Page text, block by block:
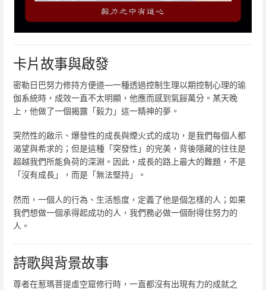
卡片故事與啟發
密勒日巴努力修持方便道—一種透過控制生理以期控制心理的瑜
伽系統時，成效一直不太明顯，他應而感到氣餒萬分。某天晚
上，他做了一個揭露「毅力」這一精神的夢。
突然性的啟示、爆發性的成長與煙火式的成功，是我們每個人都
渴望與希求的；但是這種「突發性」的完美，背後隱藏的往往是
超越我們所能負荷的深淵。因此，成長的路上最大的難題，不是
「沒有成長」，而是「無法堅持」。
然而，一個人的行為、生活態度，定義了他是個怎樣的人；如果
我們想做一個承得起成功的人，我們務必做一個耐得住努力的
人。
詩歌與背景故事
尊者在惹瑪菩提虛空窟修行時，一直都沒有出現有力的成就之